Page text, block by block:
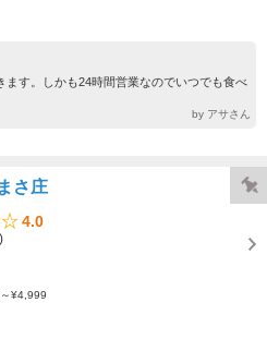
ます。しかも24時間営業なのでいつでも食べ
by アサさん
さ庄
4.0
¥4,999